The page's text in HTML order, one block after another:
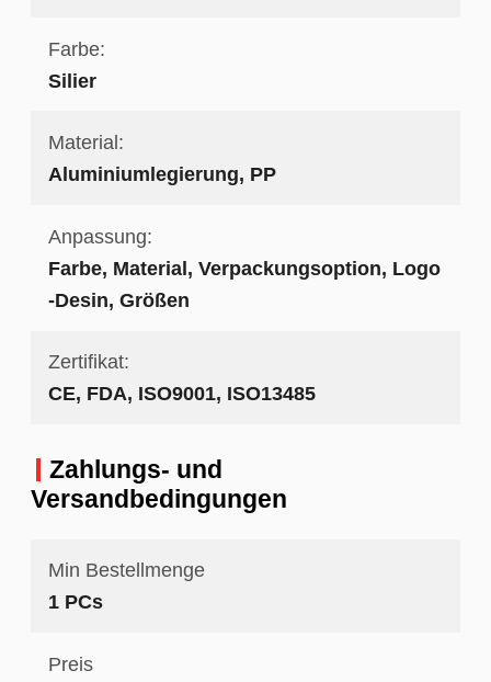
Farbe:
Silier
Material:
Aluminiumlegierung, PP
Anpassung:
Farbe, Material, Verpackungsoption, Logo
-Desin, Größen
Zertifikat:
CE, FDA, ISO9001, ISO13485
Zahlungs- und
Versandbedingungen
Min Bestellmenge
1 PCs
Preis